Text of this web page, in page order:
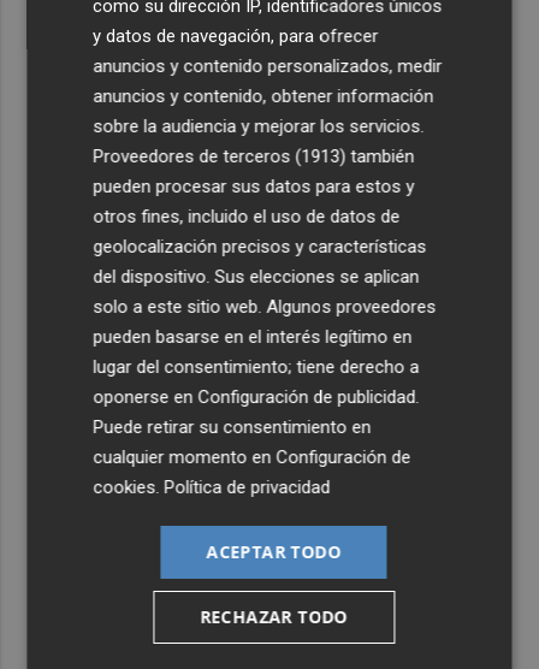
como su dirección IP, identificadores únicos
y datos de navegación, para ofrecer
anuncios y contenido personalizados, medir
anuncios y contenido, obtener información
sobre la audiencia y mejorar los servicios.
Proveedores de terceros (1913) también
pueden procesar sus datos para estos y
otros fines, incluido el uso de datos de
geolocalización precisos y características
del dispositivo. Sus elecciones se aplican
solo a este sitio web. Algunos proveedores
pueden basarse en el interés legítimo en
lugar del consentimiento; tiene derecho a
oponerse enConfiguración de publicidad
Puede retirar su consentimiento en
cualquier momento enConfiguración de
cookies .Política de privacidad
ACEPTAR TODO
RECHAZAR TODO